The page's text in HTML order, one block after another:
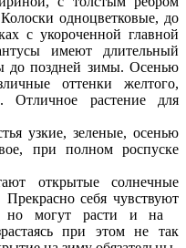
одноцветковые, до
с укороченной главной
имеют длительный
до поздней зимы. Осенью
оттенки желтого,
Отличное растение для
узкие, зеленые, осенью
при полном роспуске
открытые солнечные
себя чувствуют
но могут расти и на
при этом не так